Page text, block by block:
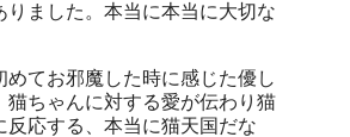
りました。本当に本当に大切な
めてお邪魔した時に感じた優し
猫ちゃんに対する愛が伝わり猫
反応する、本当に猫天国だな